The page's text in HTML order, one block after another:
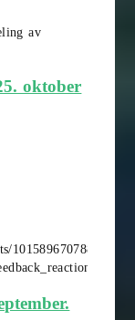
av
oktober
10158967078827743?